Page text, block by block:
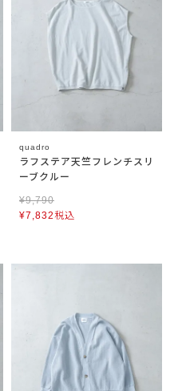
quadro
ラフステア天竺フレンチスリ
ーブクルー
¥9,790
¥7,832税込